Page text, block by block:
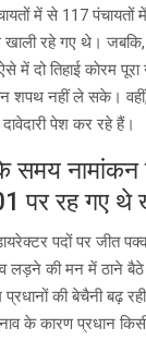
में से 117 पंचायतों
खाली रहे गए थे। जबकि,
में दो तिहाई काेरम
शपथ नहीं ले सके।
पेश कर रहे हैं।
समय नामांकन
पर रह गए थे
पदों पर जीत
लड़ने की मन में ठाने
की बेचैनी बढ़
के कारण प्रधान